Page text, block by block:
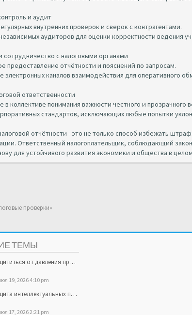
и аудит
внутренних проверок и сверок с контрагентами.
аудиторов для оценки корректности ведения
сотрудничество с налоговыми органами
предоставление отчётности и пояснений по запросам.
электронных каналов взаимодействия для оперативного
ответственности
в коллективе понимания важности честного и прозрачного
стандартов, исключающих любые попытки
отчётности - это не только способ избежать
Ответственный налогоплательщик, соблюдающий
для устойчивого развития экономики и общества в
проверки»
ТЕМЫ
от давления проверяющих структур
19, 2026 4:10 pm
интеллектуальных прав и брендовых активов
17, 2026 2:21 pm